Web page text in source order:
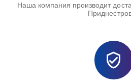
Наша компания производит